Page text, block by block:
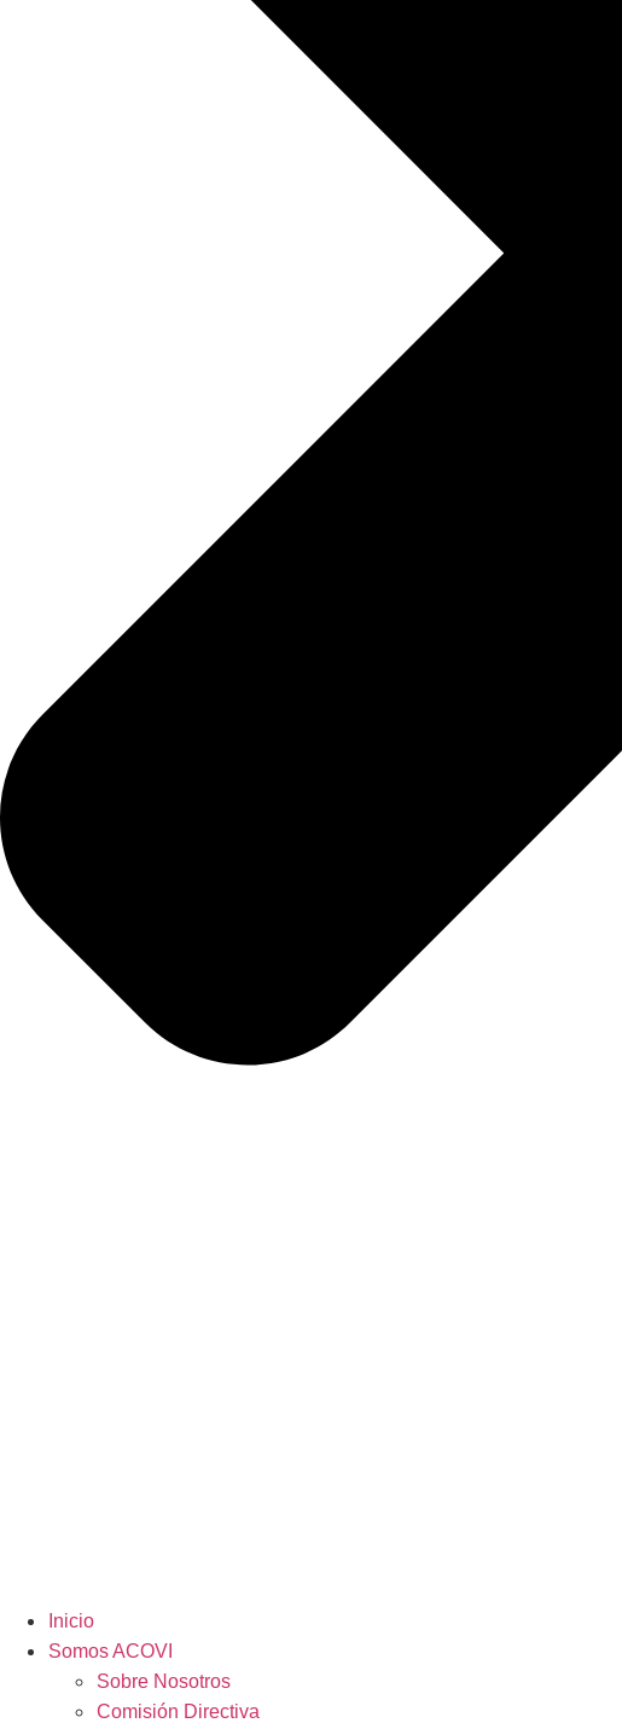
Inicio
Somos ACOVI
Sobre Nosotros
Comisión Directiva